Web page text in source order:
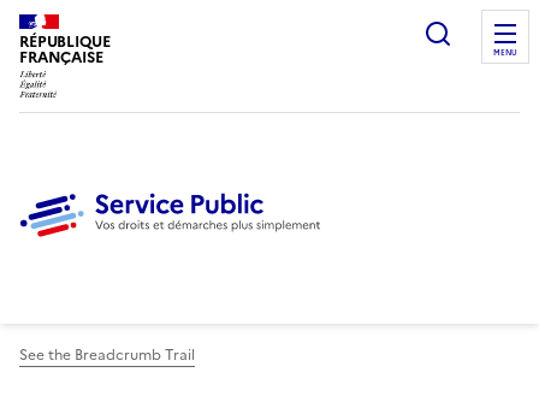
RÉPUBLIQUE
FRANÇAISE
Ouvrir
MENU
See the Breadcrumb Trail